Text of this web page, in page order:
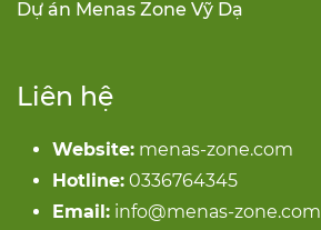
Dự án Menas Zone Vỹ Dạ
Liên hệ
Website: menas-zone.com
Hotline: 0336764345
Email: info@menas-zone.com